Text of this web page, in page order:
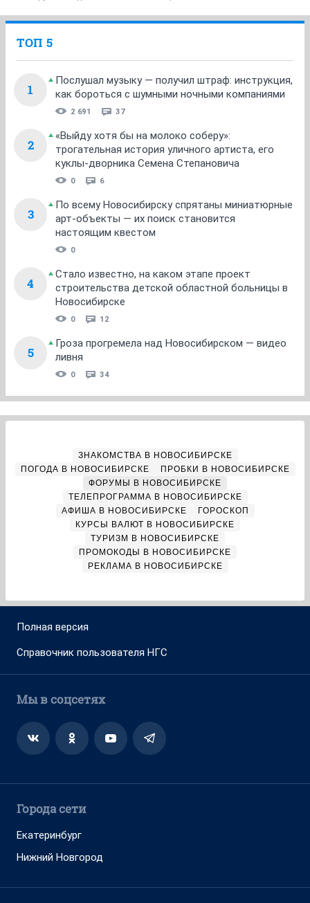
ТОП 5
1
Послушал музыку — получил штраф: инструкция,
как бороться с шумными ночными компаниями
2 691 37
2
«Выйду хотя бы на молоко соберу»:
трогательная история уличного артиста, его
куклы-дворника Семена Степановича
0 6
3
По всему Новосибирску спрятаны миниатюрные
арт-объекты — их поиск становится
настоящим квестом
0
4
Стало известно, на каком этапе проект
строительства детской областной больницы в
Новосибирске
0 12
5
Гроза прогремела над Новосибирском — видео
ливня
0 34
ЗНАКОМСТВА В НОВОСИБИРСКЕ
ПОГОДА В НОВОСИБИРСКЕ
ПРОБКИ В НОВОСИБИРСКЕ
ФОРУМЫ В НОВОСИБИРСКЕ
ТЕЛЕПРОГРАММА В НОВОСИБИРСКЕ
АФИША В НОВОСИБИРСКЕ
ГОРОСКОП
КУРСЫ ВАЛЮТ В НОВОСИБИРСКЕ
ТУРИЗМ В НОВОСИБИРСКЕ
ПРОМОКОДЫ В НОВОСИБИРСКЕ
РЕКЛАМА В НОВОСИБИРСКЕ
Полная версия
Справочник пользователя НГС
Мы в соцсетях
Города сети
Екатеринбург
Нижний Новгород